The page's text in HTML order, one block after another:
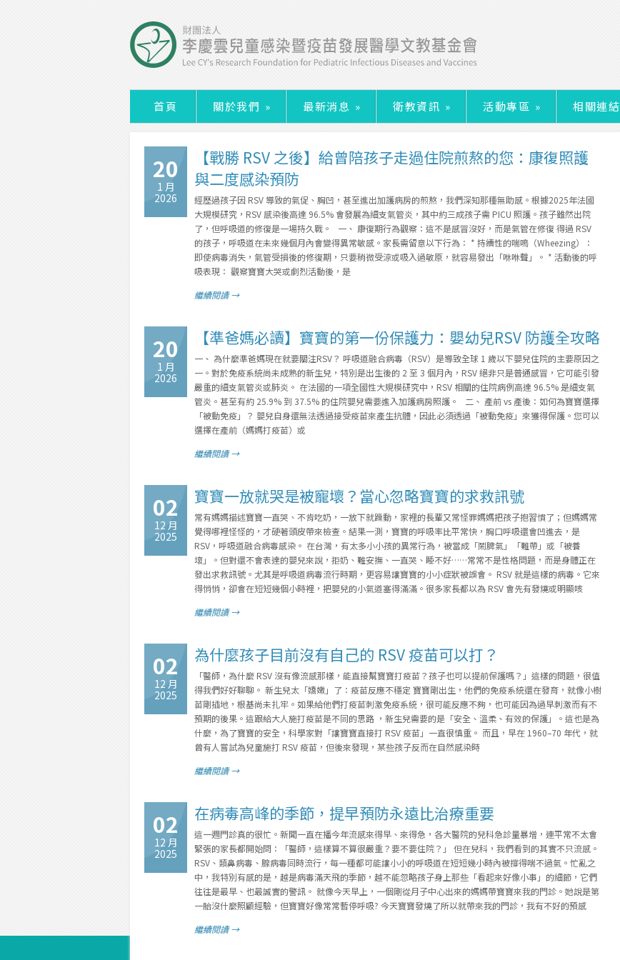
首頁 關於我們 » 最新消息 » 衛教資訊 » 活動專區 » 相關連結
20
1 月
2026
【戰勝 RSV 之後】給曾陪孩子走過住院煎熬的您：康復照護
與二度感染預防
經歷過孩子因 RSV 導致的氣促、胸凹，甚至進出加護病房的煎熬，我們深知那種無助感。根據2025年法國
大規模研究，RSV 感染後高達 96.5% 會發展為細支氣管炎，其中約三成孩子需 PICU 照護。孩子雖然出院
了，但呼吸道的修復是一場持久戰。 一、 康復期行為觀察：這不是感冒沒好，而是氣管在修復 得過 RSV
的孩子，呼吸道在未來幾個月內會變得異常敏感。家長需留意以下行為： * 持續性的喘鳴（Wheezing）：
即使病毒消失，氣管受損後的修復期，只要稍微受涼或吸入過敏原，就容易發出「咻咻聲」。 * 活動後的呼
吸表現： 觀察寶寶大哭或劇烈活動後，是
繼續閱讀 →
20
1 月
2026
【準爸媽必讀】寶寶的第一份保護力：嬰幼兒RSV 防護全攻略
一、 為什麼準爸媽現在就要關注RSV？ 呼吸道融合病毒（RSV）是導致全球 1 歲以下嬰兒住院的主要原因之
一。對於免疫系統尚未成熟的新生兒，特別是出生後的 2 至 3 個月內，RSV 絕非只是普通感冒，它可能引發
嚴重的細支氣管炎或肺炎。 在法國的一項全國性大規模研究中，RSV 相關的住院病例高達 96.5% 是細支氣
管炎。甚至有約 25.9% 到 37.5% 的住院嬰兒需要進入加護病房照護。 二、 產前 vs 產後：如何為寶寶選擇
「被動免疫」？ 嬰兒自身還無法透過接受疫苗來產生抗體，因此必須透過「被動免疫」來獲得保護。您可以
選擇在產前（媽媽打疫苗）或
繼續閱讀 →
02
12 月
2025
寶寶一放就哭是被寵壞？當心忽略寶寶的求救訊號
常有媽媽描述寶寶一直哭、不肯吃奶，一放下就躁動，家裡的長輩又常怪罪媽媽把孩子抱習慣了；但媽媽常
覺得哪裡怪怪的，才硬著頭皮帶來檢查。結果一測，寶寶的呼吸率比平常快，胸口呼吸還會凹進去，是
RSV，呼吸道融合病毒感染。 在台灣，有太多小小孩的異常行為，被當成「鬧脾氣」「難帶」或「被養
壞」。但對還不會表達的嬰兒來說，拒奶、難安撫、一直哭、睡不好……常常不是性格問題，而是身體正在
發出求救訊號。尤其是呼吸道病毒流行時期，更容易讓寶寶的小小症狀被誤會。 RSV 就是這樣的病毒。它來
得悄悄，卻會在短短幾個小時裡，把嬰兒的小氣道塞得滿滿。很多家長都以為 RSV 會先有發燒或明顯咳
繼續閱讀 →
02
12 月
2025
為什麼孩子目前沒有自己的 RSV 疫苗可以打？
「醫師，為什麼 RSV 沒有像流感那樣，能直接幫寶寶打疫苗？孩子也可以提前保護嗎？」這樣的問題，很值
得我們好好聊聊。 新生兒太「嬌嫩」了：疫苗反應不穩定 寶寶剛出生，他們的免疫系統還在發育，就像小樹
苗剛插地，根基尚未扎牢。如果給他們打疫苗刺激免疫系統，很可能反應不夠，也可能因為過早刺激而有不
預期的後果。這跟給大人施打疫苗是不同的思路 ，新生兒需要的是「安全、溫柔、有效的保護」。這也是為
什麼，為了寶寶的安全，科學家對「讓寶寶直接打 RSV 疫苗」一直很慎重。 而且，早在 1960–70 年代，就
曾有人嘗試為兒童施打 RSV 疫苗，但後來發現，某些孩子反而在自然感染時
繼續閱讀 →
02
12 月
2025
在病毒高峰的季節，提早預防永遠比治療重要
這一週門診真的很忙。新聞一直在播今年流感來得早、來得急，各大醫院的兒科急診量暴增，連平常不太會
緊張的家長都開始問：「醫師，這樣算不算很嚴重？要不要住院？」 但在兒科，我們看到的其實不只流感。
RSV、類鼻病毒、腺病毒同時流行，每一種都可能讓小小的呼吸道在短短幾小時內被撐得喘不過氣。忙亂之
中，我特別有感的是，越是病毒滿天飛的季節，越不能忽略孩子身上那些「看起來好像小事」的細節，它們
往往是最早、也最誠實的警訊。 就像今天早上，一個剛從月子中心出來的媽媽帶寶寶來我的門診。她說是第
一胎沒什麼照顧經驗，但寶寶好像常常暫停呼吸? 今天寶寶發燒了所以就帶來我的門診，我有不好的預感
繼續閱讀 →